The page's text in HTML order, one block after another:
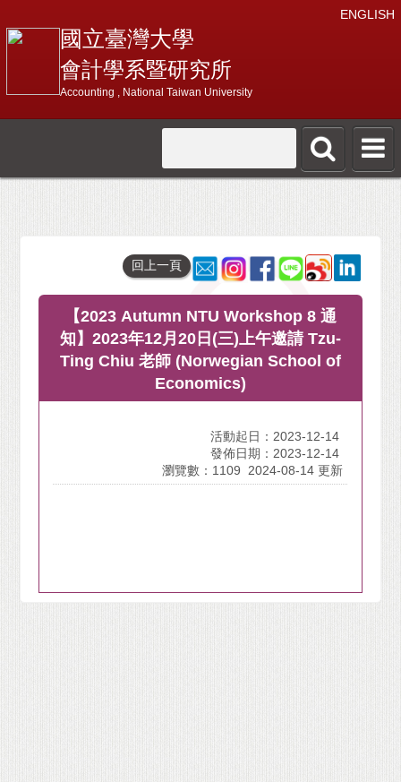
ENGLISH
國立臺灣大學
會計學系暨研究所
Accounting , National Taiwan University
回上一頁
【2023 Autumn NTU Workshop 8 通
知】2023年12月20日(三)上午邀請 Tzu-
Ting Chiu 老師 (Norwegian School of
Economics)
活動起日：2023-12-14
發佈日期：2023-12-14
瀏覽數：1109
2024-08-14 更新